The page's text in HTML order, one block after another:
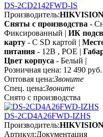
DS-2CD2142FWD-IS
Производитель:
Сняты с производства -
Фиксированный | ИК
карту - С SD картой |
питания - 12В , POE |
Цвет корпуса - Белый |
Розничная цена: 12 490 руб.
Оптовая цена:Звоните
Спец. цена:Звоните
Снято с производства
DS-2CD4A26FWD-IZHS
Производитель:
Артикул:Документация